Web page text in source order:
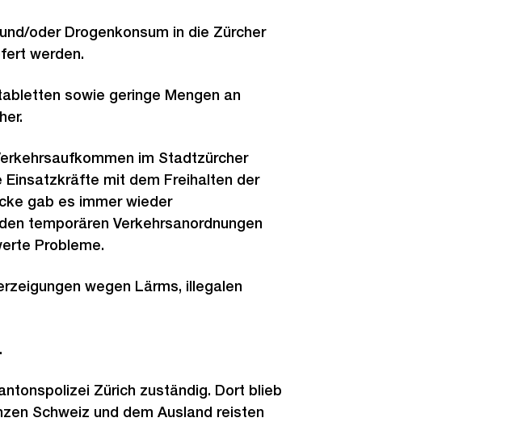
oder Drogenkonsum in die Zürcher
werden.
sowie geringe Mengen an
im Stadtzürcher
Einsatzkräfte mit dem Freihalten der
gab es immer wieder
temporären Verkehrsanordnungen
Probleme.
wegen Lärms, illegalen
Zürich zuständig. Dort blieb
Schweiz und dem Ausland reisten